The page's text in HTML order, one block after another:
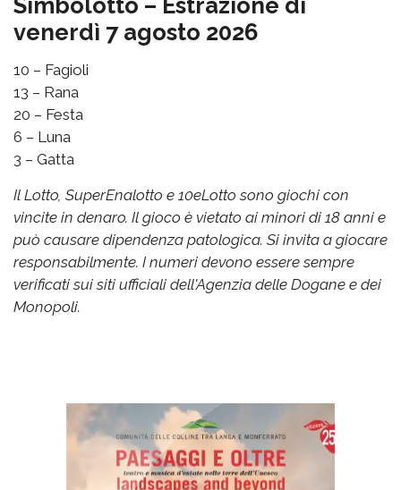
venerdì 7 agosto 2026
10 – Fagioli
13 – Rana
20 – Festa
6 – Luna
3 – Gatta
Il Lotto, SuperEnalotto e 10eLotto sono giochi con
vincite in denaro. Il gioco è vietato ai minori di 18 anni e
può causare dipendenza patologica. Si invita a giocare
responsabilmente. I numeri devono essere sempre
verificati sui siti ufficiali dell'Agenzia delle Dogane e dei
Monopoli.